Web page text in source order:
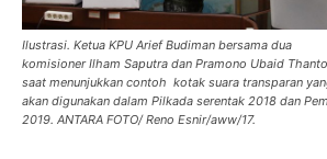
Ilustrasi. Ketua KPU Arief Budiman bersama dua
komisioner Ilham Saputra dan Pramono Ubaid
saat menunjukkan contoh kotak suara transparan
akan digunakan dalam Pilkada serentak 2018 dan
2019. ANTARA FOTO/ Reno Esnir/aww/17.